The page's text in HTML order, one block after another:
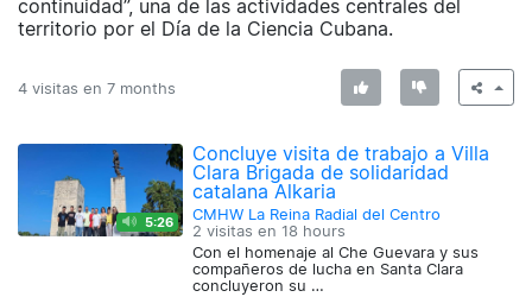
continuidad”, una de las actividades centrales del
territorio por el Día de la Ciencia Cubana.
4 visitas en 7 months
5:26
Concluye visita de trabajo a Villa
Clara Brigada de solidaridad
catalana Alkaria
CMHW La Reina Radial del Centro
2 visitas en 18 hours
Con el homenaje al Che Guevara y sus
compañeros de lucha en Santa Clara
concluyeron su …